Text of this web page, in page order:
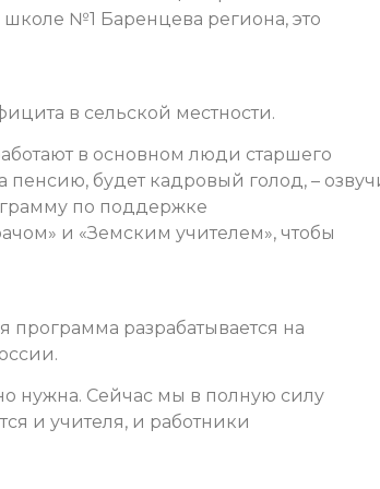
№1 Баренцева региона, это
в сельской местности.
в основном люди старшего
пенсию, будет кадровый голод, –
по поддержке
и «Земским учителем», чтобы
программа разрабатывается на
нужна. Сейчас мы в полную силу
и учителя, и работники